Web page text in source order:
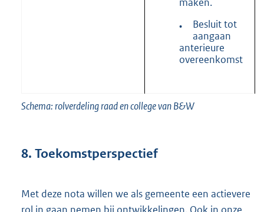
•
Besluit tot
aangaan
anterieure
overeenkomst
Schema: rolverdeling raad en college van B&W
8. Toekomstperspectief
Met deze nota willen we als gemeente een actievere